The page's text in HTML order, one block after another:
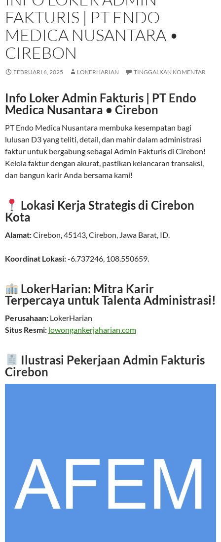
FAKTURIS | PT ENDO
MEDICA NUSANTARA •
CIREBON
FEBRUARI 6, 2025 LOKERHARIAN TINGGALKAN KOMENTAR
Info Loker Admin Fakturis | PT Endo
Medica Nusantara • Cirebon
PT Endo Medica Nusantara membuka kesempatan bagi
lulusan D3 yang teliti, detail, dan mahir dalam administrasi
faktur untuk bergabung sebagai Admin Fakturis di Cirebon!
Kelola faktur dengan akurat, pastikan kelancaran transaksi,
dan bangun karir Anda bersama kami!
Lokasi Kerja Strategis di Cirebon
Kota
Alamat:Cirebon 45143 Cirebon Jawa Barat ID
Koordinat Lokasi:-6.737246 108.550659
LokerHarian: Mitra Karir
Terpercaya untuk Talenta Administrasi!
Perusahaan: LokerHarian
Situs Resmi: lowongankerjaharian.com
Ilustrasi Pekerjaan Admin Fakturis
Cirebon